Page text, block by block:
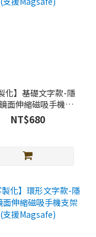
化】基礎文字款-隱
面伸縮磁吸手機支
架 (支援Magsafe)
NT$680